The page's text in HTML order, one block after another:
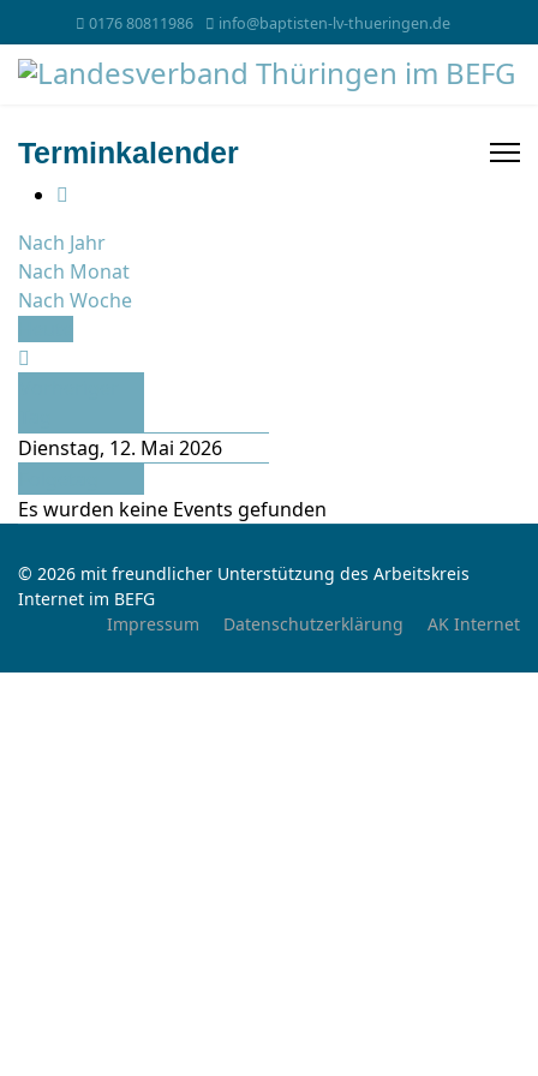
0176 80811986 info@baptisten-lv-thueringen.de
Terminkalender
Nach Jahr
Nach Monat
Nach Woche
Dienstag, 12. Mai 2026
Es wurden keine Events gefunden
© 2026 mit freundlicher Unterstützung des Arbeitskreis
Internet im BEFG
Impressum
Datenschutzerklärung AK Internet